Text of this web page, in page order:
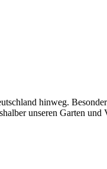
hinweg.
unseren Garten